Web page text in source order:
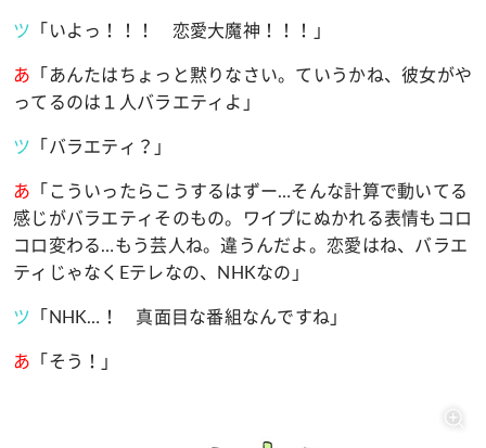
ツ 「いよっ！！！ 恋愛大魔神！！！」
あ 「あんたはちょっと黙りなさい。ていうかね、彼女がや
ってるのは１人バラエティよ」
ツ 「バラエティ？」
あ 「こういったらこうするはずー…そんな計算で動いてる
感じがバラエティそのもの。ワイプにぬかれる表情もコロ
コロ変わる…もう芸人ね。違うんだよ。恋愛はね、バラエ
ティじゃなく Eテレなの、 NHKなの」
ツ 「NHK… ！ 真面目な番組なんですね」
あ 「そう！」